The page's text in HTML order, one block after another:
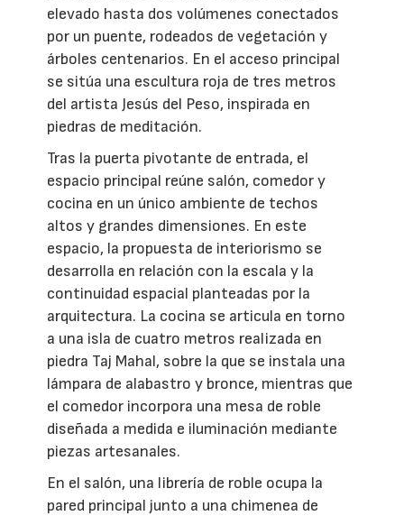
elevado hasta dos volúmenes conectados
por un puente, rodeados de vegetación y
árboles centenarios. En el acceso principal
se sitúa una escultura roja de tres metros
del artista Jesús del Peso, inspirada en
piedras de meditación.
Tras la puerta pivotante de entrada, el
espacio principal reúne salón, comedor y
cocina en un único ambiente de techos
altos y grandes dimensiones. En este
espacio, la propuesta de interiorismo se
desarrolla en relación con la escala y la
continuidad espacial planteadas por la
arquitectura. La cocina se articula en torno
a una isla de cuatro metros realizada en
piedra Taj Mahal, sobre la que se instala una
lámpara de alabastro y bronce, mientras que
el comedor incorpora una mesa de roble
diseñada a medida e iluminación mediante
piezas artesanales.
En el salón, una librería de roble ocupa la
pared principal junto a una chimenea de